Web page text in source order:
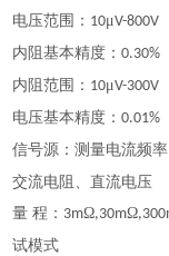
电压范围： 10μV-800V
内阻基本精度：0.30%
内阻范围： 10μV-300V
电压基本精度：0.01%
信号源：测量电流频率
交流电阻、直流电压
量 程： 3mΩ,30mΩ
试模式